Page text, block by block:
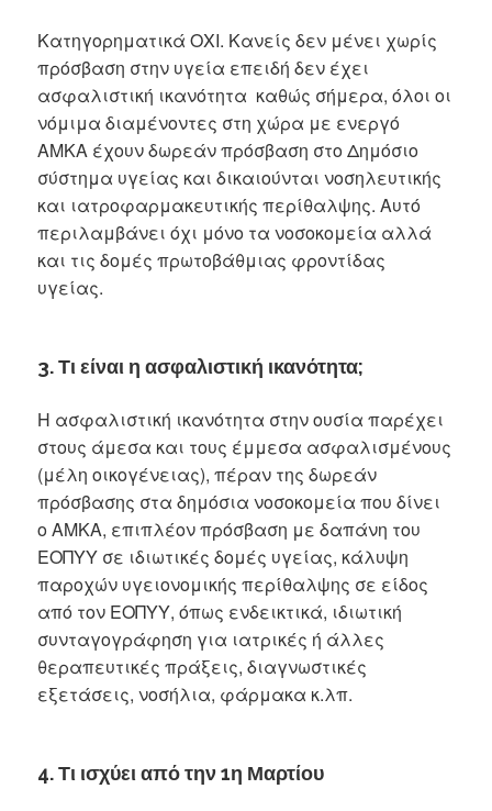
Κατηγορηματικά ΟΧΙ. Κανείς δεν μένει χωρίς
πρόσβαση στην υγεία επειδή δεν έχει
ασφαλιστική ικανότητα καθώς σήμερα, όλοι οι
νόμιμα διαμένοντες στη χώρα με ενεργό
ΑΜΚΑ έχουν δωρεάν πρόσβαση στο Δημόσιο
σύστημα υγείας και δικαιούνται νοσηλευτικής
και ιατροφαρμακευτικής περίθαλψης. Αυτό
περιλαμβάνει όχι μόνο τα νοσοκομεία αλλά
και τις δομές πρωτοβάθμιας φροντίδας
υγείας.
3. Τι είναι η ασφαλιστική ικανότητα;
Η ασφαλιστική ικανότητα στην ουσία παρέχει
στους άμεσα και τους έμμεσα ασφαλισμένους
(μέλη οικογένειας), πέραν της δωρεάν
πρόσβασης στα δημόσια νοσοκομεία που δίνει
ο ΑΜΚΑ, επιπλέον πρόσβαση με δαπάνη του
ΕΟΠΥΥ σε ιδιωτικές δομές υγείας, κάλυψη
παροχών υγειονομικής περίθαλψης σε είδος
από τον ΕΟΠΥΥ, όπως ενδεικτικά, ιδιωτική
συνταγογράφηση για ιατρικές ή άλλες
θεραπευτικές πράξεις, διαγνωστικές
εξετάσεις, νοσήλια, φάρμακα κ.λπ.
4. Τι ισχύει από την 1η Μαρτίου